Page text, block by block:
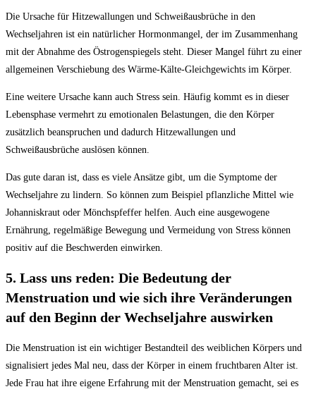
Die Ursache für Hitzewallungen und Schweißausbrüche in den
Wechseljahren ist ein natürlicher Hormonmangel, der im Zusammenhang
mit der Abnahme des Östrogenspiegels steht. Dieser Mangel führt zu einer
allgemeinen Verschiebung des Wärme-Kälte-Gleichgewichts im Körper.
Eine weitere Ursache kann auch Stress sein. Häufig kommt es in dieser
Lebensphase vermehrt zu emotionalen Belastungen, die den Körper
zusätzlich beanspruchen und dadurch Hitzewallungen und
Schweißausbrüche auslösen können.
Das gute daran ist, dass es viele Ansätze gibt, um die Symptome der
Wechseljahre zu lindern. So können zum Beispiel pflanzliche Mittel wie
Johanniskraut oder Mönchspfeffer helfen. Auch eine ausgewogene
Ernährung, regelmäßige Bewegung und Vermeidung von Stress können
positiv auf die Beschwerden einwirken.
5. Lass uns reden: Die Bedeutung der
Menstruation und wie sich ihre Veränderungen
auf den Beginn der Wechseljahre auswirken
Die Menstruation ist ein wichtiger Bestandteil des weiblichen Körpers und
signalisiert jedes Mal neu, dass der Körper in einem fruchtbaren Alter ist.
Jede Frau hat ihre eigene Erfahrung mit der Menstruation gemacht, sei es